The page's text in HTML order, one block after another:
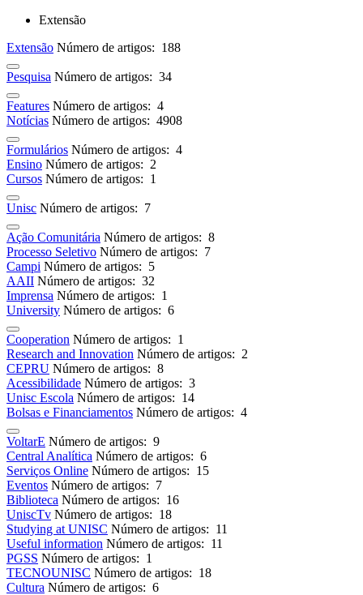
Extensão
Extensão Número de artigos: 188
Pesquisa Número de artigos: 34
Features Número de artigos: 4
Notícias Número de artigos: 4908
Formulários Número de artigos: 4
Ensino Número de artigos: 2
Cursos Número de artigos: 1
Unisc Número de artigos: 7
Ação Comunitária Número de artigos: 8
Processo Seletivo Número de artigos: 7
Campi Número de artigos: 5
AAII Número de artigos: 32
Imprensa Número de artigos: 1
University Número de artigos: 6
Cooperation Número de artigos: 1
Research and Innovation Número de artigos: 2
CEPRU Número de artigos: 8
Acessibilidade Número de artigos: 3
Unisc Escola Número de artigos: 14
Bolsas e Financiamentos Número de artigos: 4
VoltarE Número de artigos: 9
Central Analítica Número de artigos: 6
Serviços Online Número de artigos: 15
Eventos Número de artigos: 7
Biblioteca Número de artigos: 16
UniscTv Número de artigos: 18
Studying at UNISC Número de artigos: 11
Useful information Número de artigos: 11
PGSS Número de artigos: 1
TECNOUNISC Número de artigos: 18
Cultura Número de artigos: 6